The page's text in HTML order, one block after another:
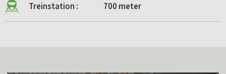
Treinstation : 700 meter